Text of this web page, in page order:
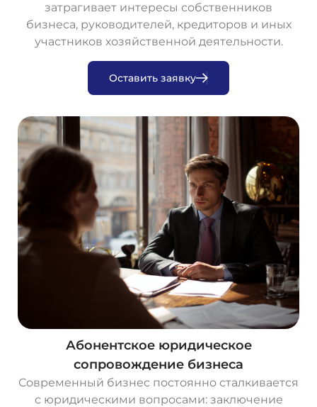
затрагивает интересы собственников
бизнеса, руководителей, кредиторов и иных
участников хозяйственной деятельности.
Оставить заявку
Абонентское юридическое
сопровождение бизнеса
Современный бизнес постоянно сталкивается
с юридическими вопросами: заключение